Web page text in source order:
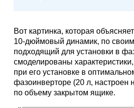
Вот картинка, которая
10-дюймовый динамик, по
подходящий для установки в
смоделированы
при его установке в
фазоинверторе (20 л, настроен
по объему закрытом ящике.